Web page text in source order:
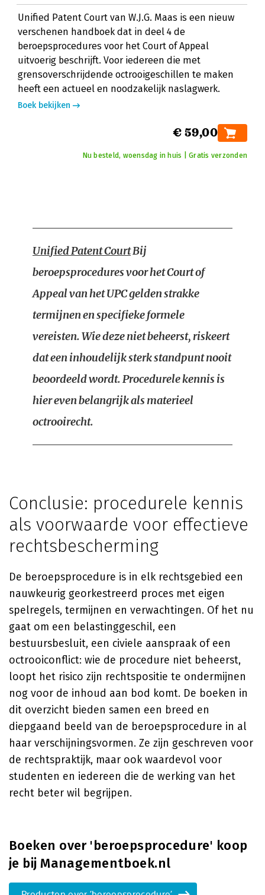
Unified Patent Court van W.J.G. Maas is een nieuw
verschenen handboek dat in deel 4 de
beroepsprocedures voor het Court of Appeal
uitvoerig beschrijft. Voor iedereen die met
grensoverschrijdende octrooigeschillen te maken
heeft een actueel en noodzakelijk naslagwerk.
Boek bekijken
€ 59,00
Nu besteld, woensdag in huis | Gratis verzonden
Unified Patent CourtBij
beroepsprocedures voor het Court of
Appeal van het UPC gelden strakke
termijnen en specifieke formele
vereisten. Wie deze niet beheerst, riskeert
dat een inhoudelijk sterk standpunt nooit
beoordeeld wordt. Procedurele kennis is
hier even belangrijk als materieel
octrooirecht.
Conclusie: procedurele kennis
als voorwaarde voor effectieve
rechtsbescherming
De beroepsprocedure is in elk rechtsgebied een
nauwkeurig georkestreerd proces met eigen
spelregels, termijnen en verwachtingen. Of het nu
gaat om een belastinggeschil, een
bestuursbesluit, een civiele aanspraak of een
octrooiconflict: wie de procedure niet beheerst,
loopt het risico zijn rechtspositie te ondermijnen
nog voor de inhoud aan bod komt. De boeken in
dit overzicht bieden samen een breed en
diepgaand beeld van de beroepsprocedure in al
haar verschijningsvormen. Ze zijn geschreven voor
de rechtspraktijk, maar ook waardevol voor
studenten en iedereen die de werking van het
recht beter wil begrijpen.
Boeken over 'beroepsprocedure' koop
je bij Managementboek.nl